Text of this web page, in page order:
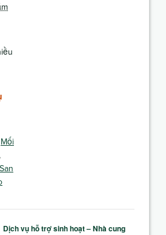
Mối
,
Dịch vụ hỗ trợ sinh hoạt – Nhà cung